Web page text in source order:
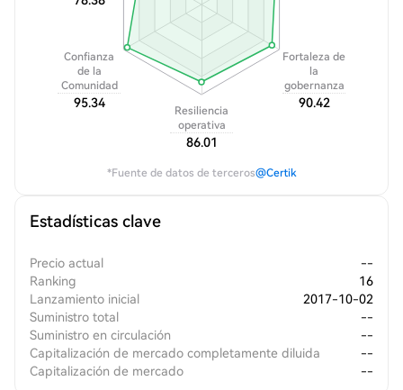
Confianza
de la
Comunidad
95.34
Resiliencia
operativa
86.01
Fortaleza de
la
gobernanza
90.42
*Fuente de datos de terceros@Certik
Estadísticas clave
Precio actual
--
Ranking
16
Lanzamiento inicial
2017-10-02
Suministro total
--
Suministro en circulación
--
Capitalización de mercado completamente diluida
--
Capitalización de mercado
--